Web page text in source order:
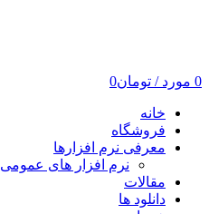
0 مورد / تومان0
خانه
فروشگاه
معرفی نرم افزارها
نرم افزار های عمومی
مقالات
دانلود ها